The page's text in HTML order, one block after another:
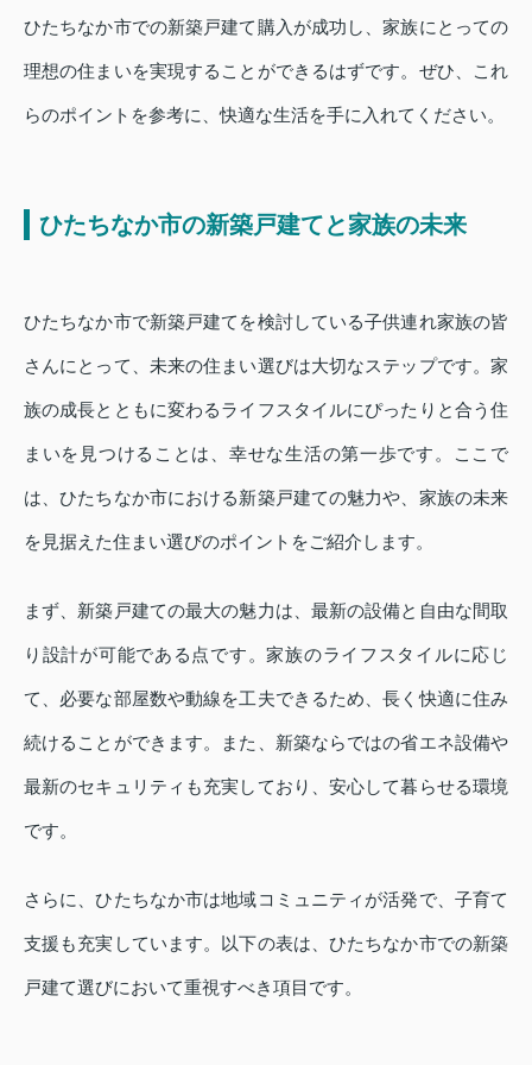
ひたちなか市での新築戸建て購入が成功し、家族にとっての
理想の住まいを実現することができるはずです。ぜひ、これ
らのポイントを参考に、快適な生活を手に入れてください。
ひたちなか市の新築戸建てと家族の未来
ひたちなか市で新築戸建てを検討している子供連れ家族の皆
さんにとって、未来の住まい選びは大切なステップです。家
族の成長とともに変わるライフスタイルにぴったりと合う住
まいを見つけることは、幸せな生活の第一歩です。ここで
は、ひたちなか市における新築戸建ての魅力や、家族の未来
を見据えた住まい選びのポイントをご紹介します。
まず、新築戸建ての最大の魅力は、最新の設備と自由な間取
り設計が可能である点です。家族のライフスタイルに応じ
て、必要な部屋数や動線を工夫できるため、長く快適に住み
続けることができます。また、新築ならではの省エネ設備や
最新のセキュリティも充実しており、安心して暮らせる環境
です。
さらに、ひたちなか市は地域コミュニティが活発で、子育て
支援も充実しています。以下の表は、ひたちなか市での新築
戸建て選びにおいて重視すべき項目です。